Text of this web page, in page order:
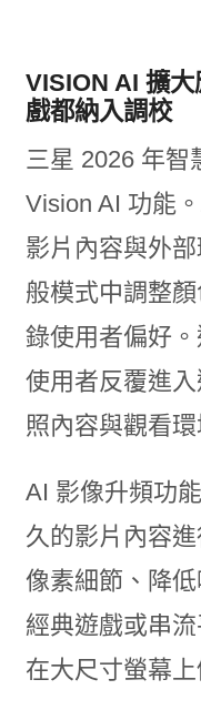
VISION AI 擴
戲都納入調校
三星 2026 年智
Vision AI 功能
影片內容與外
般模式中調整
錄使用者偏好
使用者反覆進
照內容與觀看
AI 影像升頻功
久的影片內容
像素細節、降
經典遊戲或串
在大尺寸螢幕